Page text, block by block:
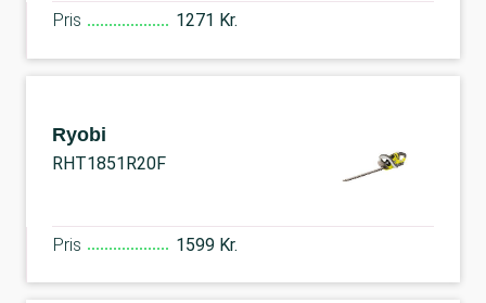
Pris 1271 Kr.
Ryobi
RHT1851R20F
Pris 1599 Kr.